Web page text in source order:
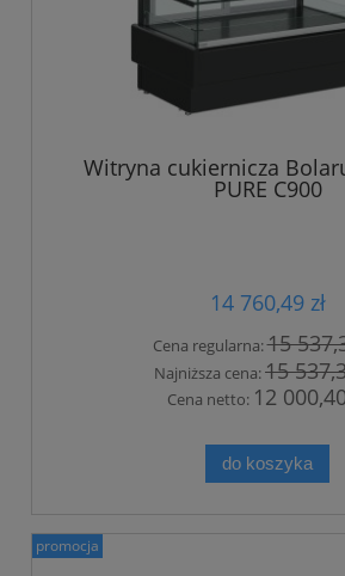
Witryna cukiernicza
PURE C900
14 760,49 zł
Cena regularna:15
Najniższa cena:15
Cena netto: 12
do koszyka
promocja